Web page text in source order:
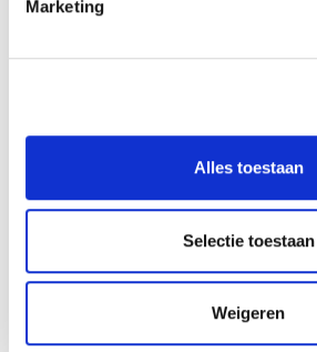
Marketing
Alles toestaan
Selectie toestaan
Weigeren
De nieuwe